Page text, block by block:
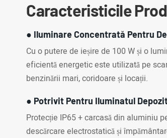
Caracteristicile
● Iluminare Concentrată Pentru
Cu o putere de ieșire de 100 W și o
eficientă energetic este utilizată pe
benzinării mari, coridoare și locații.
● Potrivit Pentru Iluminatul
Protecție IP65 + carcasă din aluminiu
descărcare electrostatică și